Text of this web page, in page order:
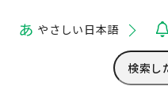
やさしい日本語